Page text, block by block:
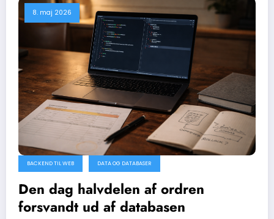
8. maj 2026
BACKEND TIL WEB DATA OG DATABASER
Den dag halvdelen af ordren
forsvandt ud af databasen